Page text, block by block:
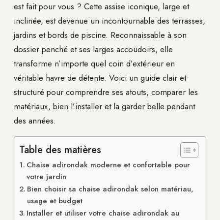
est fait pour vous ? Cette assise iconique, large et
inclinée, est devenue un incontournable des terrasses,
jardins et bords de piscine. Reconnaissable à son
dossier penché et ses larges accoudoirs, elle
transforme n’importe quel coin d’extérieur en
véritable havre de détente. Voici un guide clair et
structuré pour comprendre ses atouts, comparer les
matériaux, bien l’installer et la garder belle pendant
des années.
Table des matières
Chaise adirondak moderne et confortable pour
votre jardin
Bien choisir sa chaise adirondak selon matériau,
usage et budget
Installer et utiliser votre chaise adirondak au